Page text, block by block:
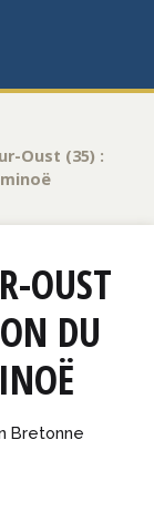
Oust (35) :
OUST
DU
Bretonne